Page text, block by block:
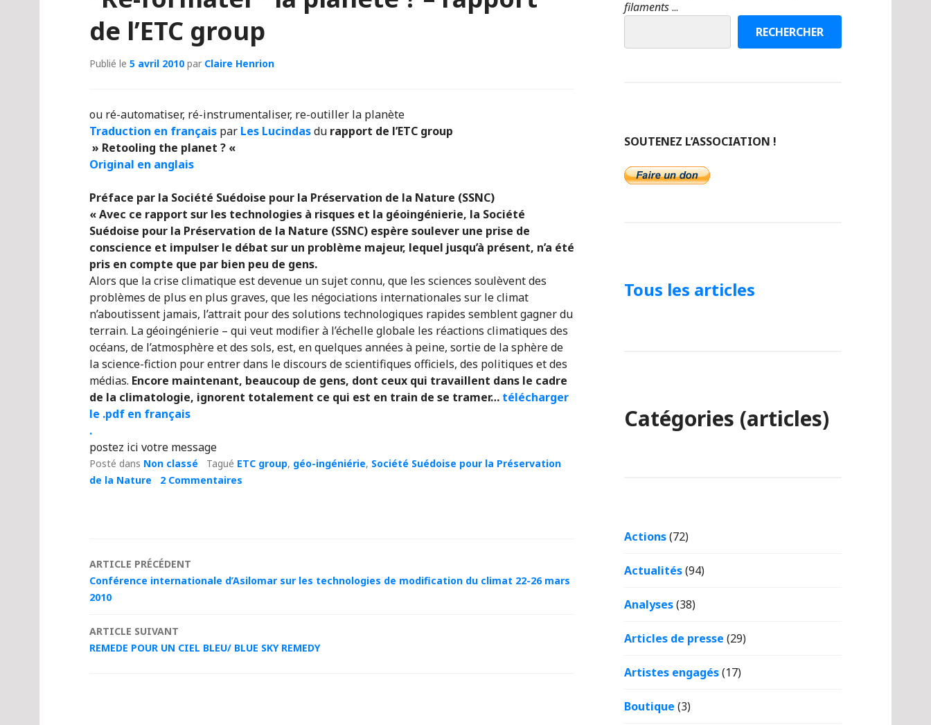
de l’ETC group
Publié le 5 avril 2010 par Claire Henrion
ou ré-automatiser, ré-instrumentaliser, re-outiller la planète
Traduction en français par Les Lucindasdu rapport de l’ETC group
» Retooling the planet ? «
Original en anglais
Préface par la Société Suédoise pour la Préservation de la Nature (SSNC)
« Avec ce rapport sur les technologies à risques et la géoingénierie, la Société
Suédoise pour la Préservation de la Nature (SSNC) espère soulever une prise de
conscience et impulser le débat sur un problème majeur, lequel jusqu’à présent, n’a été
pris en compte que par bien peu de gens.
Alors que la crise climatique est devenue un sujet connu, que les sciences soulèvent des
problèmes de plus en plus graves, que les négociations internationales sur le climat
n’aboutissent jamais, l’attrait pour des solutions technologiques rapides semblent gagner du
terrain. La géoingénierie – qui veut modifier à l’échelle globale les réactions climatiques des
océans, de l’atmosphère et des sols, est, en quelques années à peine, sortie de la sphère de
la science-fiction pour entrer dans le discours de scientifiques officiels, des politiques et des
médias. Encore maintenant, beaucoup de gens, dont ceux qui travaillent dans le cadre
de la climatologie, ignorent totalement ce qui est en train de se tramer… télécharger
le .pdf en français
.
postez ici votre message
Posté dans Non classé Tagué ETC group, géo-ingéniérie, Société Suédoise pour la Préservation
de la Nature
2 Commentaires
Navigation
des
articles
ARTICLE PRÉCÉDENT
Conférence internationale d’Asilomar sur les technologies de modification du climat 22-26 mars
2010
ARTICLE SUIVANT
REMEDE POUR UN CIEL BLEU/ BLUE SKY REMEDY
filaments...
RECHERCHER
SOUTENEZ L’ASSOCIATION !
Tous les articles
Catégories (articles)
Actions(72)
Actualités(94)
Analyses(38)
Articles de presse (29)
Artistes engagés(17)
Boutique (3)